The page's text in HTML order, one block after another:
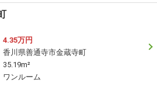
4.35万円
香川県善通寺市金蔵寺町
35.19m²
ワンルーム